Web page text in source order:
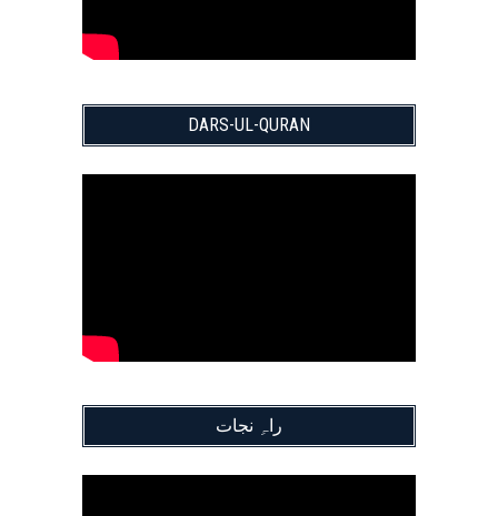
DARS-UL-QURAN
راہِ نجات